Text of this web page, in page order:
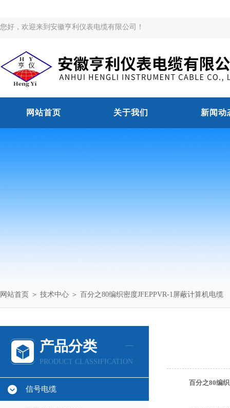
您好，欢迎来到安徽亨利仪表电缆有限公司！
网站首页 关于我们 新闻动
网站首页 ＞ 技术中心 ＞ 百分之80编织密度JFEPPVR-1屏蔽计算机电缆
产品分类
PRODUCT CLASSIFICATION
信号电缆
百分之80编